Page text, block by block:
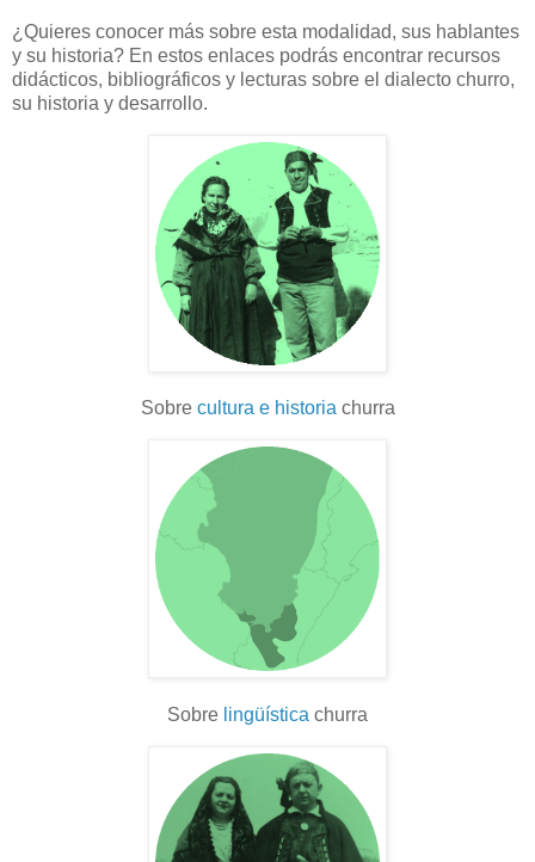
¿Quieres conocer más sobre esta modalidad, sus hablantes
y su historia? En estos enlaces podrás encontrar recursos
didácticos, bibliográficos y lecturas sobre el dialecto churro,
su historia y desarrollo.
Sobre cultura e historiachurra
Sobre lingüística churra